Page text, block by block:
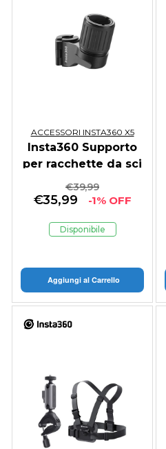
ACCESSORI INSTA360 X5
Insta360 Supporto
per racchette da sci
€39,99
€35,99 -1% OFF
Disponibile
Aggiungi al Carrello